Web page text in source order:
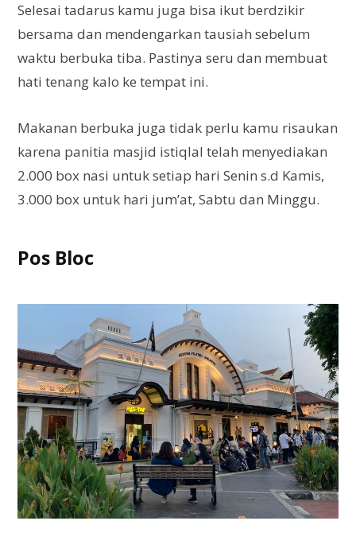
Selesai tadarus kamu juga bisa ikut berdzikir
bersama dan mendengarkan tausiah sebelum
waktu berbuka tiba. Pastinya seru dan membuat
hati tenang kalo ke tempat ini.
Makanan berbuka juga tidak perlu kamu risaukan
karena panitia masjid istiqlal telah menyediakan
2.000 box nasi untuk setiap hari Senin s.d Kamis,
3.000 box untuk hari jum’at, Sabtu dan Minggu.
Pos Bloc